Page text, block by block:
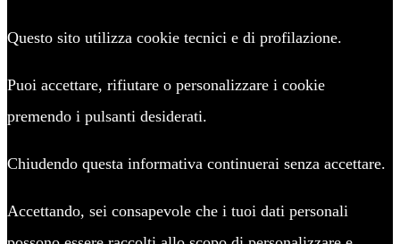
Questo sito utilizza cookie tecnici e di profilazione.
Puoi accettare, rifiutare o personalizzare i cookie
premendo i pulsanti desiderati.
Chiudendo questa informativa continuerai senza accettare.
Accettando, sei consapevole che i tuoi dati personali